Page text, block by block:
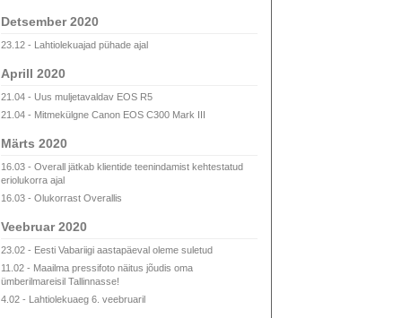
Detsember 2020
23.12 - Lahtiolekuajad pühade ajal
Aprill 2020
21.04 - Uus muljetavaldav EOS R5
21.04 - Mitmekülgne Canon EOS C300 Mark III
Märts 2020
16.03 - Overall jätkab klientide teenindamist kehtestatud
eriolukorra ajal
16.03 - Olukorrast Overallis
Veebruar 2020
23.02 - Eesti Vabariigi aastapäeval oleme suletud
11.02 - Maailma pressifoto näitus jõudis oma
ümberilmareisil Tallinnasse!
4.02 - Lahtiolekuaeg 6. veebruaril